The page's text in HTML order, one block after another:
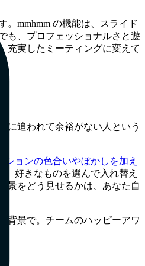
mmhmm の機能は、スライド
も、プロフェッショナルさと遊
充実したミーティングに変えて
に追われて余裕がない人という
ションの色合いやぼかしを加え
好きなものを選んで入れ替え
景をどう見せるかは、あなた自
背景で。チームのハッピーアワ